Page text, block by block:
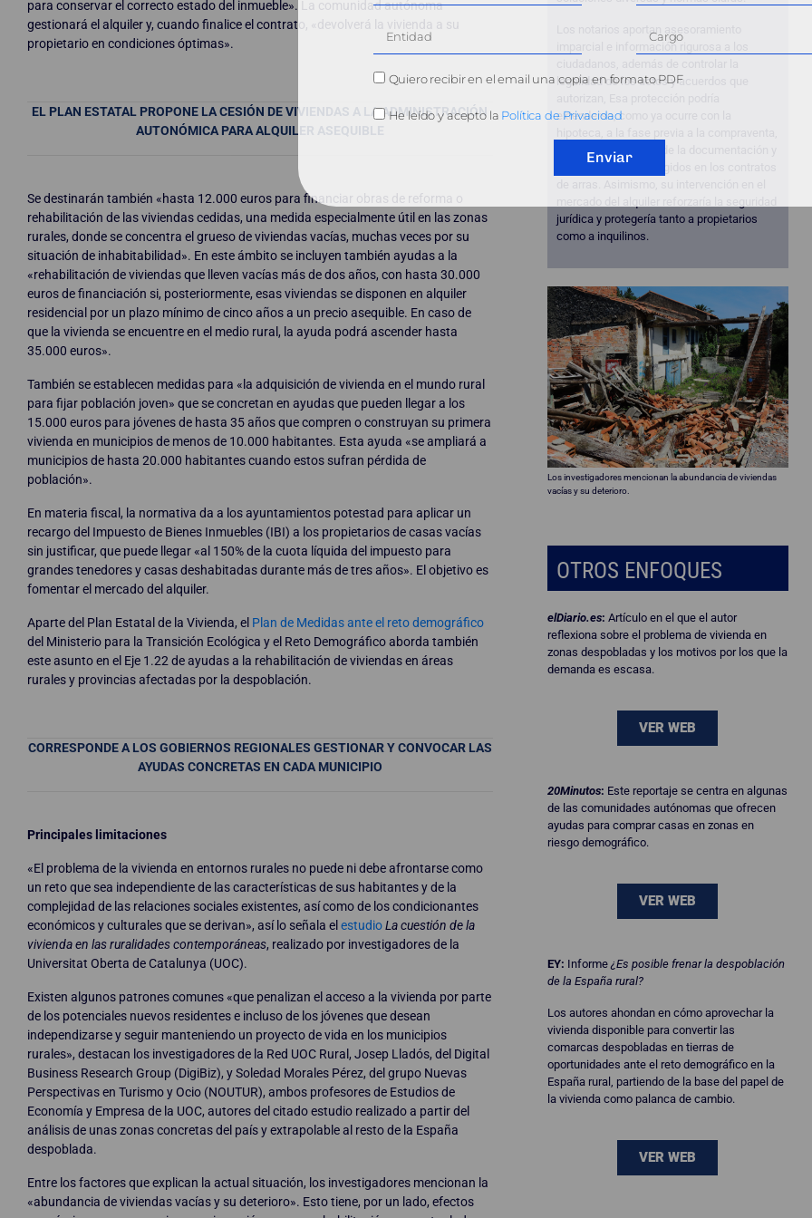
para conservar el correcto estado del inmueble». La comunidad autónoma
gestionará el alquiler y, cuando finalice el contrato, «devolverá la vivienda a su
propietario en condiciones óptimas».
EL PLAN ESTATAL PROPONE LA CESIÓN DE VIVIENDAS A LA ADMINISTRACIÓN
AUTONÓMICA PARA ALQUILER ASEQUIBLE
Se destinarán también «hasta 12.000 euros para financiar obras de reforma o
rehabilitación de las viviendas cedidas, una medida especialmente útil en las zonas
rurales, donde se concentra el grueso de viviendas vacías, muchas veces por su
situación de inhabitabilidad». En este ámbito se incluyen también ayudas a la
«rehabilitación de viviendas que lleven vacías más de dos años, con hasta 30.000
euros de financiación si, posteriormente, esas viviendas se disponen en alquiler
residencial por un plazo mínimo de cinco años a un precio asequible. En caso de
que la vivienda se encuentre en el medio rural, la ayuda podrá ascender hasta
35.000 euros».
También se establecen medidas para «la adquisición de vivienda en el mundo rural
para fijar población joven» que se concretan en ayudas que pueden llegar a los
15.000 euros para jóvenes de hasta 35 años que compren o construyan su primera
vivienda en municipios de menos de 10.000 habitantes. Esta ayuda «se ampliará a
municipios de hasta 20.000 habitantes cuando estos sufran pérdida de
población».
En materia fiscal, la normativa da a los ayuntamientos potestad para aplicar un
recargo del Impuesto de Bienes Inmuebles (IBI) a los propietarios de casas vacías
sin justificar, que puede llegar «al 150% de la cuota líquida del impuesto para
grandes tenedores y casas deshabitadas durante más de tres años». El objetivo es
fomentar el mercado del alquiler.
Aparte del Plan Estatal de la Vivienda, el Plan de Medidas ante el reto demográfico
del Ministerio para la Transición Ecológica y el Reto Demográfico aborda también
este asunto en el Eje 1.22 de ayudas a la rehabilitación de viviendas en áreas
rurales y provincias afectadas por la despoblación.
CORRESPONDE A LOS GOBIERNOS REGIONALES GESTIONAR Y CONVOCAR LAS
AYUDAS CONCRETAS EN CADA MUNICIPIO
Principales limitaciones
«El problema de la vivienda en entornos rurales no puede ni debe afrontarse como
un reto que sea independiente de las características de sus habitantes y de la
complejidad de las relaciones sociales existentes, así como de los condicionantes
económicos y culturales que se derivan», así lo señala el estudioLa cuestión de la
vivienda en las ruralidadescontemporáneas, realizado por investigadores de la
Universitat Oberta de Catalunya (UOC).
Existen algunos patrones comunes «que penalizan el acceso a la vivienda por parte
de los potenciales nuevos residentes e incluso de los jóvenes que desean
independizarse y seguir manteniendo un proyecto de vida en los municipios
rurales», destacan los investigadores de la Red UOC Rural, Josep Lladós, del Digital
Business Research Group (DigiBiz), y Soledad Morales Pérez, del grupo Nuevas
Perspectivas en Turismo y Ocio (NOUTUR), ambos profesores de Estudios de
Economía y Empresa de la UOC, autores del citado estudio realizado a partir del
análisis de unas zonas concretas del país y extrapolable al resto de la España
despoblada.
Entre los factores que explican la actual situación, los investigadores mencionan la
«abundancia de viviendas vacías y su deterioro». Esto tiene, por un lado, efectos
Los notarios aportan asesoramiento
imparcial e información rigurosa a los
legalidad de los actos y acuerdos que
extenderse, como ya ocurre con la
mediante la revisión de la documentación y
de los acuerdos recogidos en los contratos
jurídica y protegería tanto a propietarios
como a inquilinos.
Los investigadores mencionan la abundancia de viviendas
vacías y su deterioro.
OTROS ENFOQUES
elDiario.es: Artículo en el que el autor
reflexiona sobre el problema de vivienda en
zonas despobladas y los motivos por los que la
demanda es escasa.
VER WEB
20Minutos: Este reportaje se centra en algunas
de las comunidades autónomas que ofrecen
ayudas para comprar casas en zonas en
riesgo demográfico.
VER WEB
EY: Informe ¿Es posible frenar la despoblación
de la España rural?
Los autores ahondan en cómo aprovechar la
vivienda disponible para convertir las
comarcas despobladas en tierras de
oportunidades ante el reto demográfico en la
España rural, partiendo de la base del papel de
la vivienda como palanca de cambio.
VER WEB
Quiero recibir en el email una copia en formato PDF
He leído y acepto la Política de Privacidad
Enviar